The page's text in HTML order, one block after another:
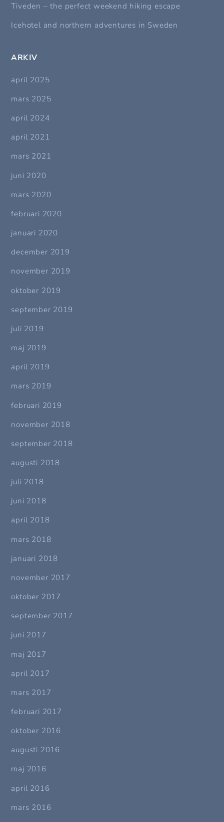
Tiveden – the perfect weekend hiking escape
Icehotel and northern adventures in Sweden
ARKIV
april 2025
mars 2025
april 2024
april 2021
mars 2021
juni 2020
mars 2020
februari 2020
januari 2020
december 2019
november 2019
oktober 2019
september 2019
juli 2019
maj 2019
april 2019
mars 2019
februari 2019
november 2018
september 2018
augusti 2018
juli 2018
juni 2018
april 2018
mars 2018
januari 2018
november 2017
oktober 2017
september 2017
juni 2017
maj 2017
april 2017
mars 2017
februari 2017
oktober 2016
augusti 2016
maj 2016
april 2016
mars 2016